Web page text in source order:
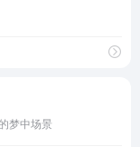
梦中场景